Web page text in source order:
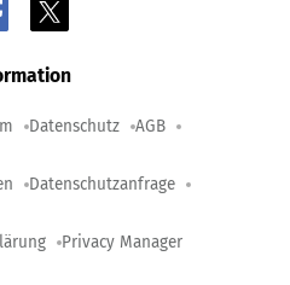
Datenschutz AGB
Datenschutzanfrage
Privacy Manager